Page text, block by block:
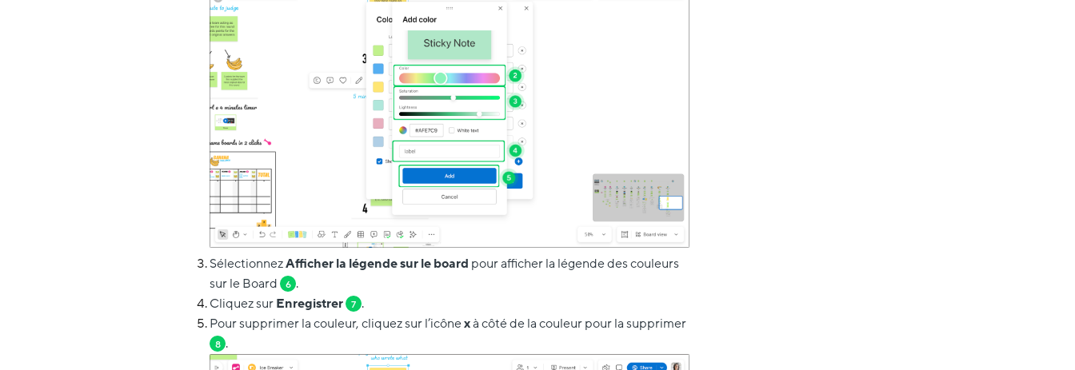
SélectionnezAfficher la légendesur le board pour afficher la légende des couleurs
sur le Board
6 .
Cliquez surEnregistrer 7 .
Pour supprimer la couleur, cliquez sur l’icônexà côté de la couleur pour la supprimer
8 .